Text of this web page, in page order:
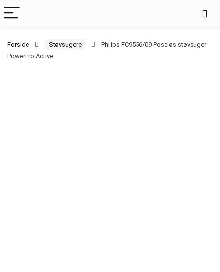
Forside Støvsugere
Philips FC9556/09 Poseløs støvsuger
PowerPro Active